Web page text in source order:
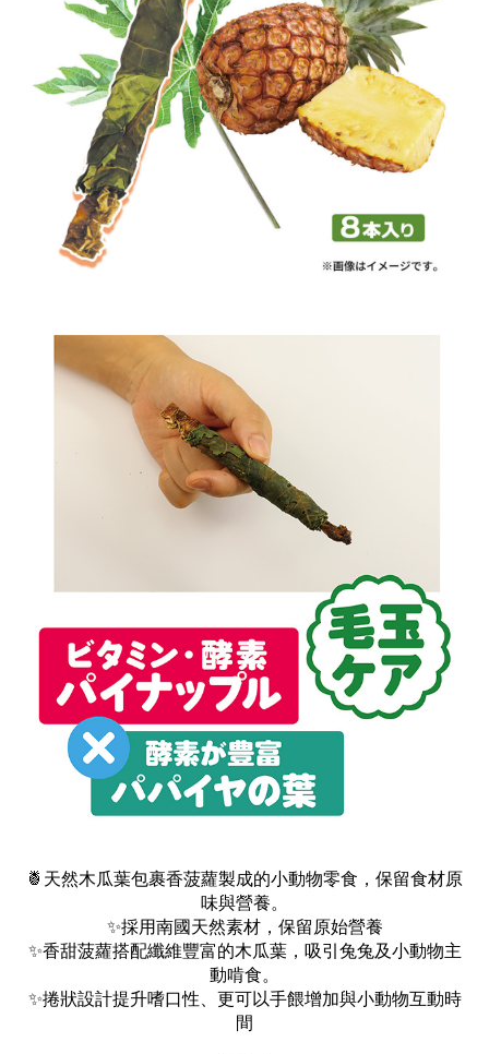
🍍天然木瓜葉包裹香菠蘿製成的小動物零食，保留食材原
味與營養。
✨採用南國天然素材，保留原始營養
✨香甜菠蘿搭配纖維豐富的木瓜葉，吸引兔兔及小動物主
動啃食。
✨捲狀設計提升嗜口性、更可以手餵增加與小動物互動時
間